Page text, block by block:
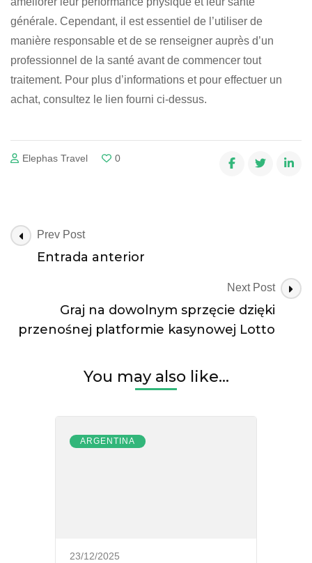
générale. Cependant, il est essentiel de l’utiliser de
manière responsable et de se renseigner auprès d’un
professionnel de la santé avant de commencer tout
traitement. Pour plus d’informations et pour effectuer un
achat, consultez le lien fourni ci-dessus.
Elephas Travel 0
Post
Navigation
Prev Post
Entrada anterior
Next Post
Graj na dowolnym sprzęcie dzięki
przenośnej platformie kasynowej Lotto
You may also like...
ARGENTINA
23/12/2025